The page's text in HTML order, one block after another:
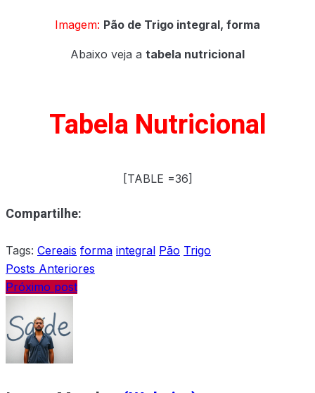
Imagem: Pão de Trigo integral, forma
Abaixo veja a tabela nutricional
Tabela Nutricional
[TABLE =36]
Compartilhe:
Tags: Cereais forma integral Pão Trigo
Posts Anteriores
Próximo post